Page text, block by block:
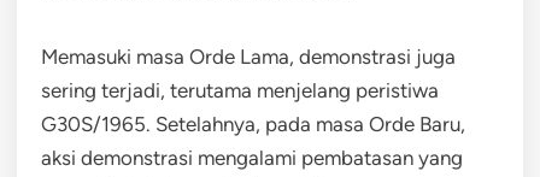
Memasuki masa Orde Lama, demonstrasi juga
sering terjadi, terutama menjelang peristiwa
G30S/1965. Setelahnya, pada masa Orde Baru,
aksi demonstrasi mengalami pembatasan yang